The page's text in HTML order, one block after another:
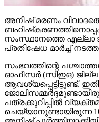
അനീഷ് മരണം
സംസ്ഥാനത്തെ എല്ലാ
പ്രതിഷേധ മാര്‍ച്ച്
സംഭവത്തിന്റെ
ഓഫീസര്‍ (സിഇഒ) ജില്ലാ
ആവശ്യപ്പെട്ടിട്ടുണ്ട്.
പത്രക്കുറിപ്പില്‍
ചെയ്യാനുണ്ടായിരുന്ന